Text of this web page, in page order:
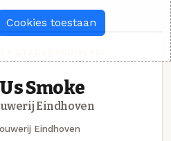
Smoke
Eindhoven
Eindhoven
Cookies toestaan